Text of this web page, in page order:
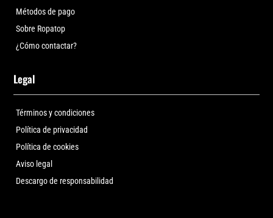
Métodos de pago
Sobre Ropatop
¿Cómo contactar?
Legal
Términos y condiciones
Política de privacidad
Política de cookies
Aviso legal
Descargo de responsabilidad